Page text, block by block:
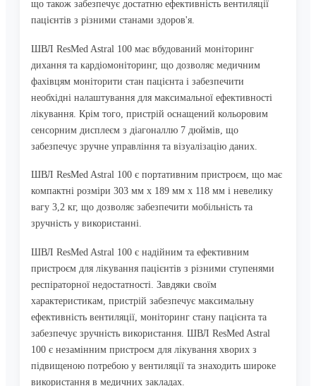
що також забезпечує достатню ефективність вентиляції
пацієнтів з різними станами здоров'я.
ШВЛ ResMed Astral 100 має вбудований моніторинг
дихання та кардіомоніторинг, що дозволяє медичним
фахівцям моніторити стан пацієнта і забезпечити
необхідні налаштування для максимальної ефективності
лікування. Крім того, пристрій оснащений кольоровим
сенсорним дисплеєм з діагоналлю 7 дюймів, що
забезпечує зручне управління та візуалізацію даних.
ШВЛ ResMed Astral 100 є портативним пристроєм, що має
компактні розміри 303 мм х 189 мм х 118 мм і невелику
вагу 3,2 кг, що дозволяє забезпечити мобільність та
зручність у використанні.
ШВЛ ResMed Astral 100 є надійним та ефективним
пристроєм для лікування пацієнтів з різними ступенями
респіраторної недостатності. Завдяки своїм
характеристикам, пристрій забезпечує максимальну
ефективність вентиляції, моніторинг стану пацієнта та
забезпечує зручність використання. ШВЛ ResMed Astral
100 є незамінним пристроєм для лікування хворих з
підвищеною потребою у вентиляції та знаходить широке
використання в медичних закладах.